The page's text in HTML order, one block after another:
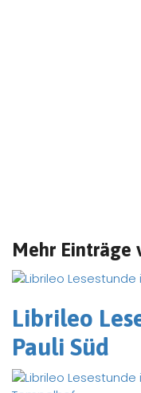
Mehr Einträge
Librileo
Pauli Süd